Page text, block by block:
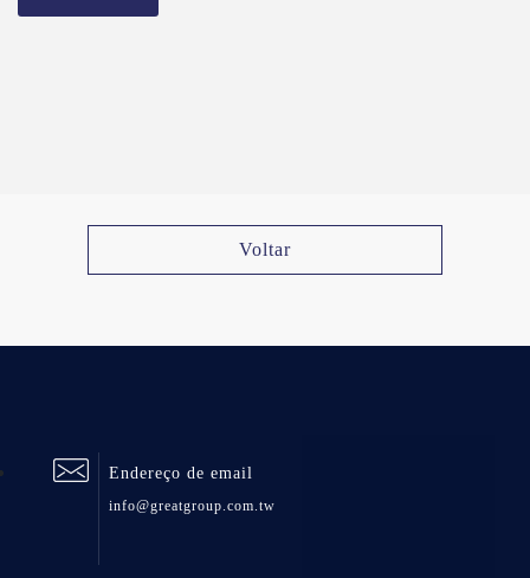
Voltar
Endereço de email
info@greatgroup.com.tw